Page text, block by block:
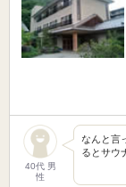
40代 男
性
なんと言
るとサウ